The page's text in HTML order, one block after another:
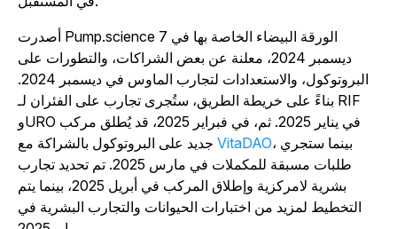
أصدرت Pump.science الورقة البيضاء الخاصة بها في 7
ديسمبر 2024، معلنة عن بعض الشراكات، والتطورات على
البروتوكول، والاستعدادات لتجارب الماوس في ديسمبر 2024.
بناءً على خريطة الطريق، ستُجرى تجارب على الفئران لـ RIF
وURO في يناير 2025. ثم، في فبراير 2025، قد يُطلق مركب
جديد على البروتوكول بالشراكة معVitaDAO ، بينما ستجري
طلبات مسبقة للمكملات في مارس 2025. تم تحديد تجارب
بشرية لامركزية وإطلاق المركب في أبريل 2025، بينما يتم
التخطيط لمزيد من اختبارات الحيوانات والتجارب البشرية في